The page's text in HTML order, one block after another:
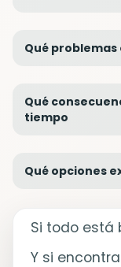
Qué
Qué
tiempo
Qué opciones
Si todo está
Y si